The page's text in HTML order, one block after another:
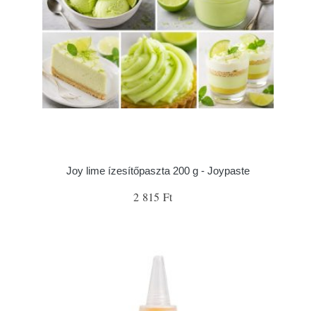
Joy lime ízesítőpaszta 200 g - Joypaste
2 815 Ft